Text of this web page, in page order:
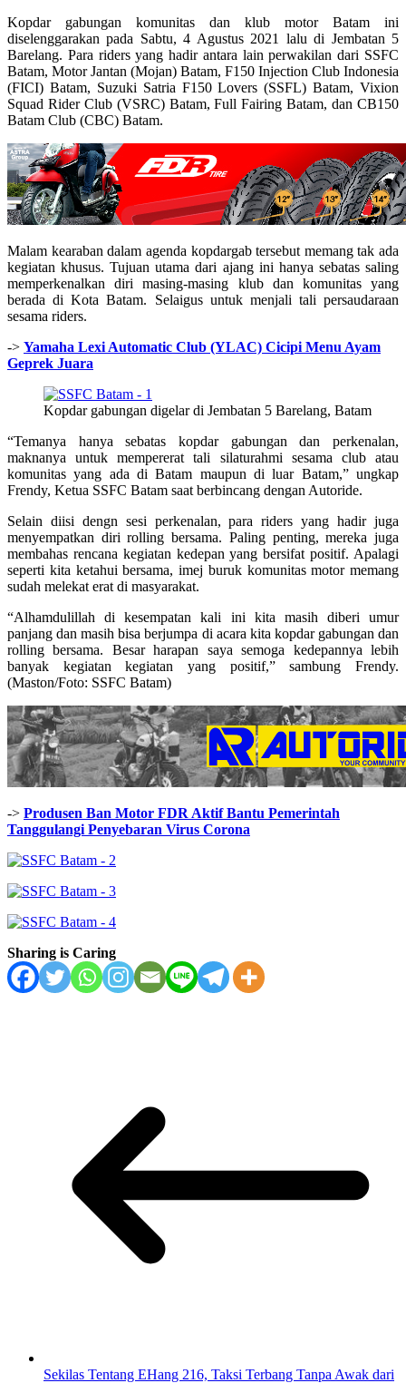
Kopdar gabungan komunitas dan klub motor Batam ini
diselenggarakan pada Sabtu, 4 Agustus 2021 lalu di Jembatan 5
Barelang. Para riders yang hadir antara lain perwakilan dari SSFC
Batam, Motor Jantan (Mojan) Batam, F150 Injection Club Indonesia
(FICI) Batam, Suzuki Satria F150 Lovers (SSFL) Batam, Vixion
Squad Rider Club (VSRC) Batam, Full Fairing Batam, dan CB150
Batam Club (CBC) Batam.
Malam kearaban dalam agenda kopdargab tersebut memang tak ada
kegiatan khusus. Tujuan utama dari ajang ini hanya sebatas saling
memperkenalkan diri masing-masing klub dan komunitas yang
berada di Kota Batam. Selaigus untuk menjali tali persaudaraan
sesama riders.
-> Yamaha Lexi Automatic Club (YLAC) Cicipi Menu Ayam
Geprek Juara
Kopdar gabungan digelar di Jembatan 5 Barelang, Batam
“Temanya hanya sebatas kopdar gabungan dan perkenalan,
maknanya untuk mempererat tali silaturahmi sesama club atau
komunitas yang ada di Batam maupun di luar Batam,” ungkap
Frendy, Ketua SSFC Batam saat berbincang dengan Autoride.
Selain diisi dengn sesi perkenalan, para riders yang hadir juga
menyempatkan diri rolling bersama. Paling penting, mereka juga
membahas rencana kegiatan kedepan yang bersifat positif. Apalagi
seperti kita ketahui bersama, imej buruk komunitas motor memang
sudah melekat erat di masyarakat.
“Alhamdulillah di kesempatan kali ini kita masih diberi umur
panjang dan masih bisa berjumpa di acara kita kopdar gabungan dan
rolling bersama. Besar harapan saya semoga kedepannya lebih
banyak kegiatan kegiatan yang positif,” sambung Frendy.
(Maston/Foto: SSFC Batam)
-> Produsen Ban Motor FDR Aktif Bantu Pemerintah
Tanggulangi Penyebaran Virus Corona
Sharing is Caring
Sekilas Tentang EHang 216, Taksi Terbang Tanpa Awak dari